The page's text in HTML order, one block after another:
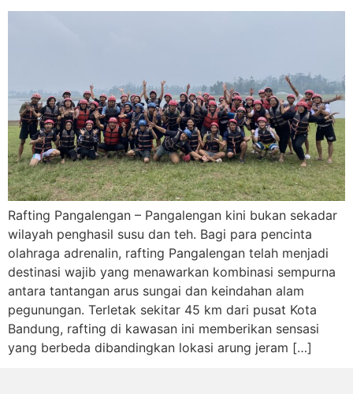
Rafting Pangalengan – Pangalengan kini bukan sekadar
wilayah penghasil susu dan teh. Bagi para pencinta
olahraga adrenalin, rafting Pangalengan telah menjadi
destinasi wajib yang menawarkan kombinasi sempurna
antara tantangan arus sungai dan keindahan alam
pegunungan. Terletak sekitar 45 km dari pusat Kota
Bandung, rafting di kawasan ini memberikan sensasi
yang berbeda dibandingkan lokasi arung jeram […]